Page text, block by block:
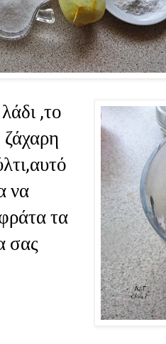
,το
ζάχαρη
να
τα
σας